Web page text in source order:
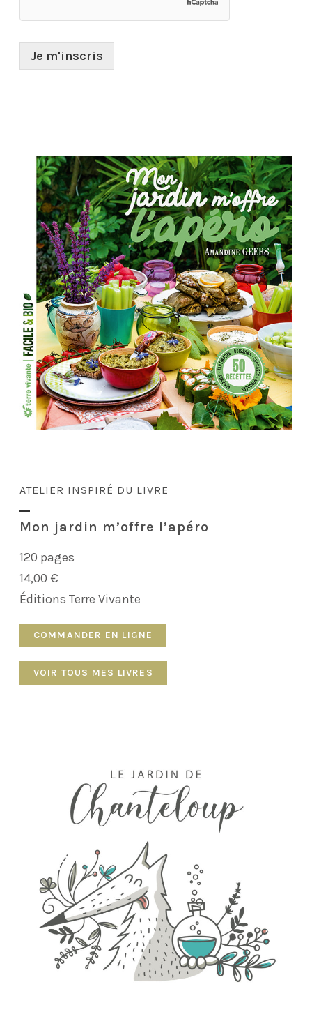
Je m'inscris
ATELIER INSPIRÉ DU LIVRE
Mon jardin m’offre l’apéro
120 pages
14,00 €
Éditions Terre Vivante
COMMANDER EN LIGNE
VOIR TOUS MES LIVRES